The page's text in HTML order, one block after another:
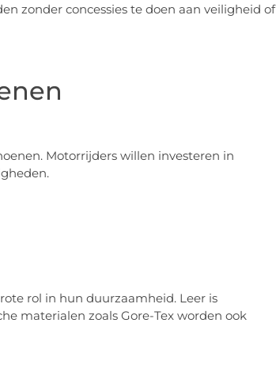
zonder concessies te doen aan veiligheid of
Motorrijders willen investeren in
rol in hun duurzaamheid. Leer is
materialen zoals Gore-Tex worden ook